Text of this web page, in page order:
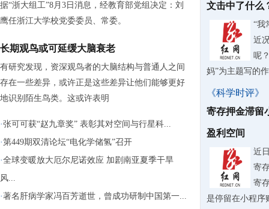
据“浙大组工”8月3日消息，经教育部党组决定：刘
鹰任浙江大学校党委委员、常委。
长期观鸟或可延缓大脑衰老
有研究发现，资深观鸟者的大脑结构与普通人之间
存在一些差异，或许正是这些差异让他们能够更好
地识别陌生鸟类。这或许表明
·张可可获“赵九章奖” 表彰其对空间与行星科...
·第449期双清论坛“电化学储氢”召开
·全球变暖放大厄尔尼诺效应 加剧南亚夏季干旱
风...
·著名肝病学家冯百芳逝世，曾成功研制中国第一...
文击中了什么
“我
近
呢
妈”为主题写的
《科学时评》
寄存押金滞留
盈利空间
近
寄
寄
是停留在小程序